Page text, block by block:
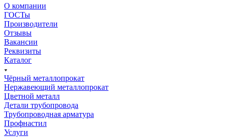
О компании
ГОСТы
Производители
Отзывы
Вакансии
Реквизиты
Каталог
Чёрный металлопрокат
Нержавеющий металлопрокат
Цветной металл
Детали трубопровода
Трубопроводная арматура
Профнастил
Услуги